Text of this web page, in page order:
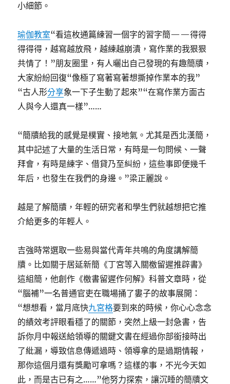
小細節。
瑜伽教室“看這枚通篇練習一個字的習字簡——得得
得得得，越寫越放飛，越練越崩潰，寫作業的我狠狠
共情了！”朋友圈里，有人曬出自己發現的有趣簡牘，
大家紛紛回復“像極了寫著寫著想撕掉作業本的我”
“古人形分享象一下子生動了起來”“在寫作業方面古
人與今人還真一樣”……
“簡牘給我的感覺是樸實、接地氣。尤其是西北漢簡，
其中記述了大量的生活日常，有時是一句問候、一聲
拜會，有時是練字、借貸乃至糾紛，這些事即便幾千
年后，也發生在我們的身邊。”梁正麗說。
越是了解簡牘，年輕的研究者和學生們就越想把它推
介給更多的年輕人。
吉強時常選取一些易與當代青年共鳴的角度講解簡
牘。比如關于居延新簡《丁宮等入關檄留遲推辟書》
這組簡，他創作《檄書留遲作何解》科普文章時，從
“腦補”一名普通官吏在職場捅了婁子的故事展開：
“想想看，當月底快九宮格要到來的時候，你心心念念
的績效考評眼看穩了的關節，突然上級一封急書，告
訴你月中報送給領導的關鍵文書在經過你部銜接時出
了紕漏，導致信息傳遞過時、領導拿的是過期情報，
那你這個月還有獎勵可拿嗎？這樣的事，不光今天如
此，而是古已有之……”他努力探索，讓沉睡的簡牘文